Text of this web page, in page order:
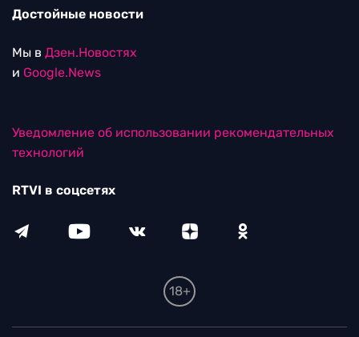
Достойные новости
Мы в Дзен.Новостях
и Google.News
Уведомление об использовании рекомендательных
технологий
RTVI в соцсетях
18+